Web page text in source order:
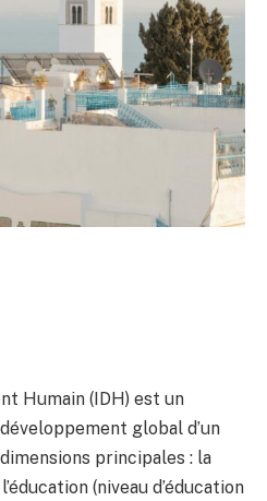
Humain (IDH) est un
global d’un
principales : la
(niveau d’éducation